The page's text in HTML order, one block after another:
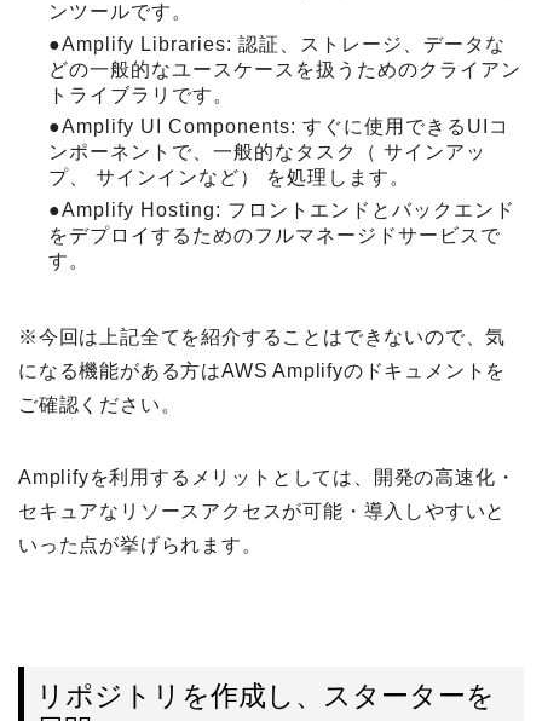
ンツールです。
●Amplify Libraries: 認証、ストレージ、データな
どの一般的なユースケースを扱うためのクライアン
トライブラリです。
●Amplify UI Components: すぐに使用できるUIコ
ンポーネントで、一般的なタスク（ サインアッ
プ、 サインインなど） を処理します。
●Amplify Hosting: フロントエンドとバックエンド
をデプロイするためのフルマネージドサービスで
す。
※今回は上記全てを紹介することはできないので、気
になる機能がある方はAWS Amplifyのドキュメントを
ご確認ください。
Amplifyを利用するメリットとしては、開発の高速化・
セキュアなリソースアクセスが可能・導入しやすいと
いった点が挙げられます。
リポジトリを作成し、スターターを